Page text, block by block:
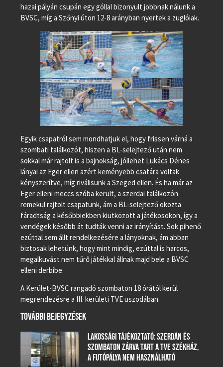
hazai pályán csupán egy góllal bizonyult jobbnak nálunk a
BVSC, míg a Szőnyi úton 12-8 arányban nyertek a zuglóiak.
Egyik csapatról sem mondhatjuk el, hogy frissen várná a
szombati találkozót, hiszen a BL-selejtező után nem
sokkal már rajtolt is a bajnokság, jóllehet Lukács Dénes
lányai az Eger ellen azért keményebb csatára voltak
kényszerítve, míg riválisunk a Szeged ellen. És ha már az
Eger elleni meccs szóba került, a szerdai találkozón
remekül rajtolt csapatunk, ám a BL-selejtező okozta
fáradtság a későbbiekben kiütközött a játékosokon, így a
vendégek később át tudták venni az irányítást. Sok pihenő
ezúttal sem állt rendelkezésére a lányoknak, ám abban
biztosak lehetünk, hogy mint mindig, ezúttal is harcos,
megalkuvást nem tűrő játékkal állnak majd bele a BVSC
elleni derbibe.
A Kerület-BVSC rangadó szombaton 18 órától kerül
megrendezésre a III. kerületi TVE uszodában.
TOVÁBBI BEJEGYZÉSEK
LAKOSSÁGI TÁJÉKOZTATÓ: SZERDÁN ÉS
SZOMBATON ZÁRVA TART A TVE SZÉKHÁZ,
A FUTÓPÁLYA NEM HASZNÁLHATÓ